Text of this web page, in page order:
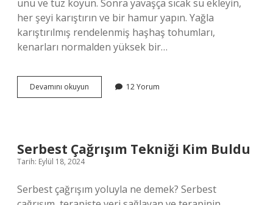
unu ve tuz koyun. Sonra yavaşça sıcak su ekleyin,
her şeyi karıştırın ve bir hamur yapın. Yağla
karıştırılmış rendelenmiş haşhaş tohumları,
kenarları normalden yüksek bir…
Devamını okuyun Cızlama
Nerenin
12 Yorum
Serbest Çağrışım Tekniği Kim Buldu
Tarih: Eylül 18, 2024
Serbest çağrışım yoluyla ne demek? Serbest